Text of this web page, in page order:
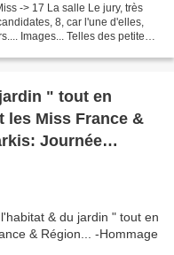
-> 17 La salle Le jury, très
8, car l'une d'elles,
des petites
" tout en
les Miss France &